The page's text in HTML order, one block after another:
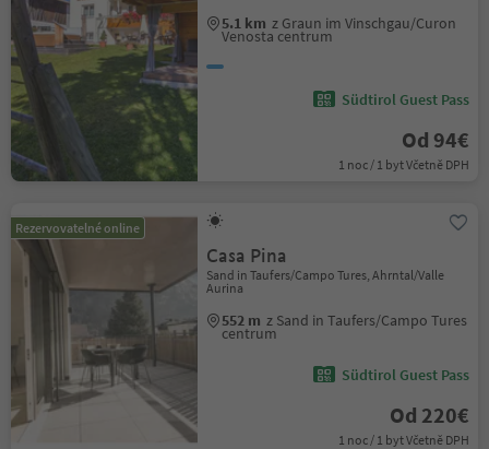
5.1 km z Graun im Vinschgau/Curon
Venosta centrum
Südtirol Guest Pass
Od 94€
1 noc / 1 byt Včetně DPH
Rezervovatelné online
Casa Pina
Sand in Taufers/Campo Tures, Ahrntal/Valle
Aurina
552 m z Sand in Taufers/Campo Tures
centrum
Südtirol Guest Pass
Od 220€
1 noc / 1 byt Včetně DPH